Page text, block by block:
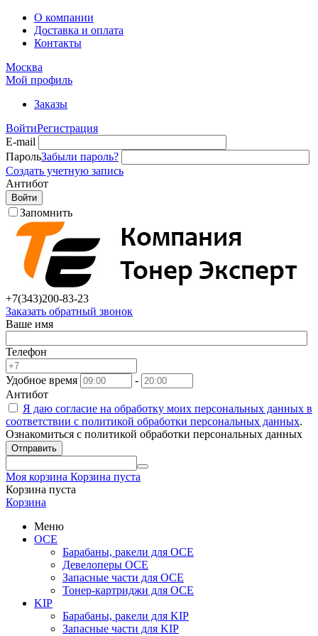
О компании
Доставка и оплата
Контакты
Москва
Мой профиль
Заказы
ВойтиРегистрация
E-mail
ПарольЗабыли пароль?
Создать учетную запись
Антибот
Войти
Запомнить
+7(343)200-83-23
Заказать обратный звонок
Ваше имя
Телефон
Удобное время
-
Антибот
Я даю согласие на обработку моих персональных данных в
соответствии с политикой обработки персональных данных.
Ознакомиться с политикой обработки персональных данных
Отправить
Моя корзина Корзина пуста
Корзина пуста
Корзина
Меню
OCE
Барабаны, ракели для OCE
Девелоперы OCE
Запасные части для OCE
Тонер-картриджи для OCE
KIP
Барабаны, ракели для KIP
Запасные части для KIP